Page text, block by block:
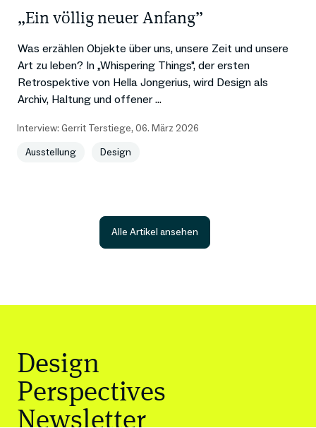
„Ein völlig neuer Anfang”
Was erzählen Objekte über uns, unsere Zeit und unsere
Art zu leben? In „Whispering Things", der ersten
Retrospektive von Hella Jongerius, wird Design als
Archiv, Haltung und offener ...
Interview: Gerrit Terstiege, 06. März 2026
Ausstellung
Design
Alle Artikel ansehen
Design
Perspectives
Newsletter